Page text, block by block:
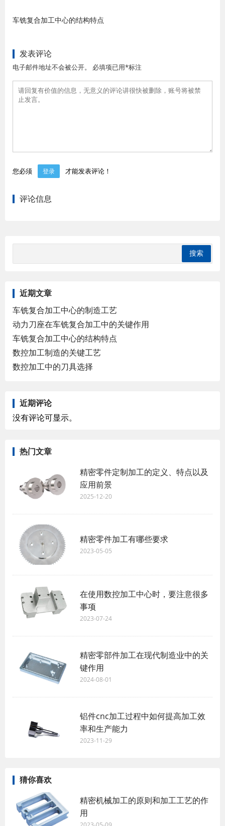
车铣复合加工中心的结构特点
发表评论
电子邮件地址不会被公开。 必填项已用*标注
您必须 登录 才能发表评论！
评论信息
近期文章
车铣复合加工中心的制造工艺
动力刀座在车铣复合加工中的关键作用
车铣复合加工中心的结构特点
数控加工制造的关键工艺
数控加工中的刀具选择
近期评论
没有评论可显示。
热门文章
精密零件定制加工的定义、特点以及
应用前景
2025-12-20
精密零件加工有哪些要求
2023-05-05
在使用数控加工中心时，要注意很多
事项
2023-07-24
精密零部件加工在现代制造业中的关
键作用
2024-08-01
铝件cnc加工过程中如何提高加工效
率和生产能力
2023-11-29
猜你喜欢
精密机械加工的原则和加工工艺的作
用